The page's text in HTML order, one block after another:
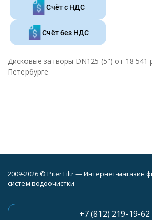
Счёт с НДС
Счёт без НДС
Дисковые затворы DN125 (5") от 18 541
Петербурге
2009-2026 © Piter Filtr — Интернет-магазин
систем водоочистки
+7 (812) 219-19-62